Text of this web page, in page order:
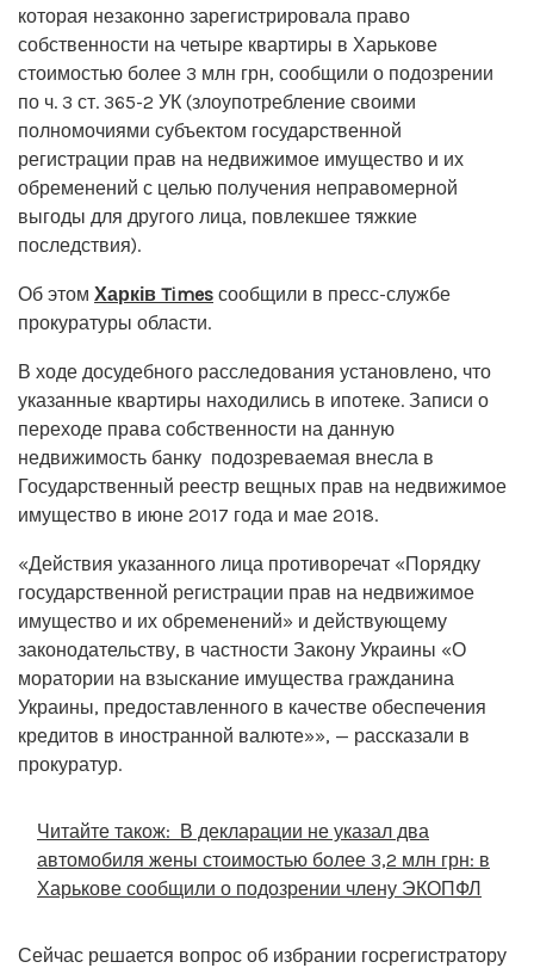
которая незаконно зарегистрировала право
собственности на четыре квартиры в Харькове
стоимостью более 3 млн грн, сообщили о подозрении
по ч. 3 ст. 365-2 УК (злоупотребление своими
полномочиями субъектом государственной
регистрации прав на недвижимое имущество и их
обременений с целью получения неправомерной
выгоды для другого лица, повлекшее тяжкие
последствия).
Об этом Харків Times сообщили в пресс-службе
прокуратуры области.
В ходе досудебного расследования установлено, что
указанные квартиры находились в ипотеке. Записи о
переходе права собственности на данную
недвижимость банку подозреваемая внесла в
Государственный реестр вещных прав на недвижимое
имущество в июне 2017 года и мае 2018.
«Действия указанного лица противоречат «Порядку
государственной регистрации прав на недвижимое
имущество и их обременений» и действующему
законодательству, в частности Закону Украины «О
моратории на взыскание имущества гражданина
Украины, предоставленного в качестве обеспечения
кредитов в иностранной валюте»», — рассказали в
прокуратур.
Читайте також: В декларации не указал два
автомобиля жены стоимостью более 3,2 млн грн: в
Харькове сообщили о подозрении члену ЭКОПФЛ
Сейчас решается вопрос об избрании госрегистратору